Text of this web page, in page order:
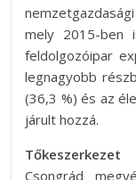
mely 2015-ben
feldolgozóipar
legnagyobb
(36,3 %) és az
járult hozzá.
Tőkeszerkezet
Csongrád